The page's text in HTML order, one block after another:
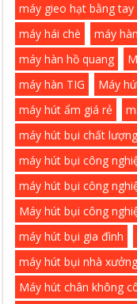
máy gieo hạt bằng tay
máy hái chè
máy hàn
máy hàn hồ quang
máy hàn TIG
Máy
máy hút ẩm giá rẻ
máy hút bụi chất lượng
máy hút bụi công
máy hút bụi công
Máy hút bụi công
máy hút bụi gia đình
máy hút bụi nhà xưởng
Máy hút chân không